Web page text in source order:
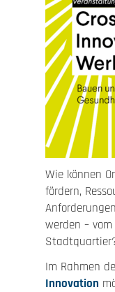
Wie können
fördern,
werden –
Im Rahmen
Innovation